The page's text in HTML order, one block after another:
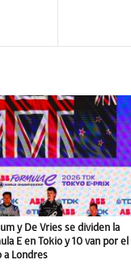
y De Vries se dividen la
E en Tokio y 10 van por el
Londres